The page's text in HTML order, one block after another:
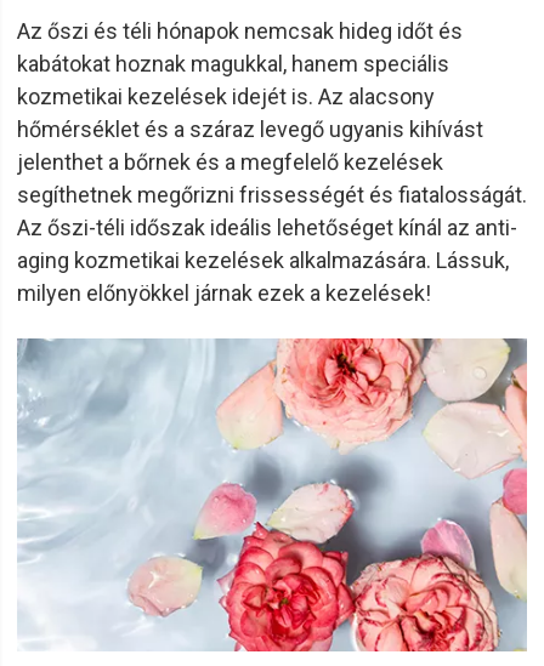
Az őszi és téli hónapok nemcsak hideg időt és
kabátokat hoznak magukkal, hanem speciális
kozmetikai kezelések idejét is. Az alacsony
hőmérséklet és a száraz levegő ugyanis kihívást
jelenthet a bőrnek és a megfelelő kezelések
segíthetnek megőrizni frissességét és fiatalosságát.
Az őszi-téli időszak ideális lehetőséget kínál az anti-
aging kozmetikai kezelések alkalmazására. Lássuk,
milyen előnyökkel járnak ezek a kezelések!